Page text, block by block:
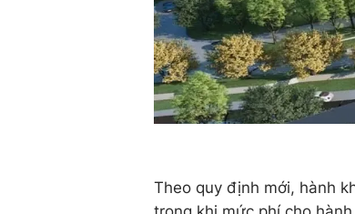
Theo quy định mới, hành